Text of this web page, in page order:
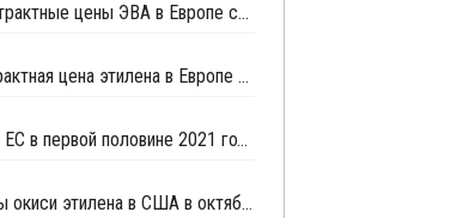
Декабрьские контрактные цены ЭВА в Европе снизились
Мартовская контрактная цена этилена в Европе выросла на EUR30 за тонну
Импорт этилена в ЕС в первой половине 2021 года резко вырос
Контрактные цены окиси этилена в США в октябре снизились на USD13 за тонну